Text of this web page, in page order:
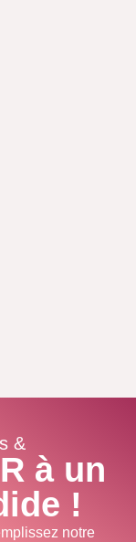
&
à un
!
notre